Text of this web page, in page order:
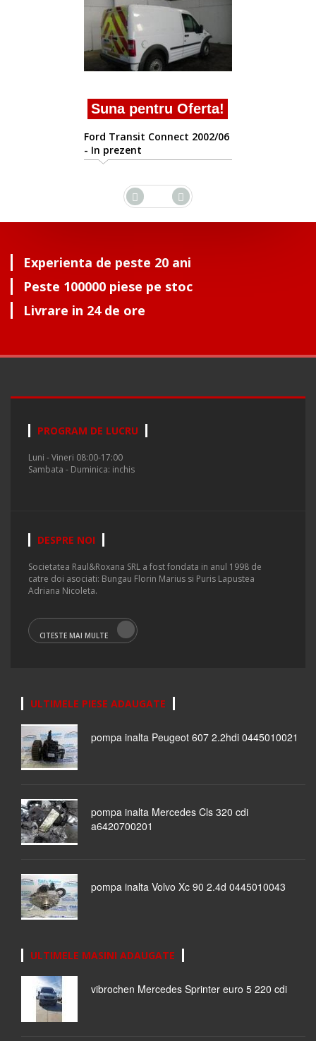
Ford Transit Connect 2002/06
- In prezent
Experienta de peste 20 ani
Peste 100000 piese pe stoc
Livrare in 24 de ore
PROGRAM DE LUCRU
Luni - Vineri 08:00-17:00
Sambata - Duminica: inchis
DESPRE NOI
Societatea Raul&Roxana SRL a fost fondata in anul 1998 de
catre doi asociati: Bungau Florin Marius si Puris Lapustea
Adriana Nicoleta.
CITESTE MAI MULTE
ULTIMELE PIESE ADAUGATE
pompa inalta Peugeot 607 2.2hdi 0445010021
pompa inalta Mercedes Cls 320 cdi
a6420700201
pompa inalta Volvo Xc 90 2.4d 0445010043
ULTIMELE MASINI ADAUGATE
vibrochen Mercedes Sprinter euro 5 220 cdi